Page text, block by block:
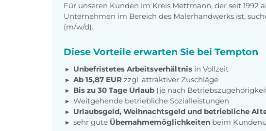
Für unseren Kunden im Kreis Mettmann, der seit 1992
Unternehmen im Bereich des Malerhandwerks ist,
(m/w/d).
Diese Vorteile erwarten Sie bei Tempton
Unbefristetes Arbeitsverhältnis in Vollzeit
Ab 15,87 EUR zzgl. attraktiver Zuschläge
Bis zu 30 Tage Urlaub (je nach
Weitgehende betriebliche Sozialleistungen
Urlaubsgeld, Weihnachtsgeld und betriebliche
sehr gute Übernahmemöglichkeiten beim